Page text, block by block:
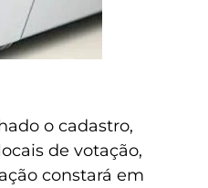
o cadastro,
de votação,
constará em